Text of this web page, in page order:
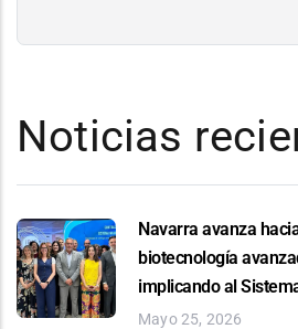
Noticias
Navarra avanza
biotecnología
implicando al
Mayo 25, 2026